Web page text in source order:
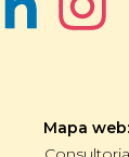
Mapa web: